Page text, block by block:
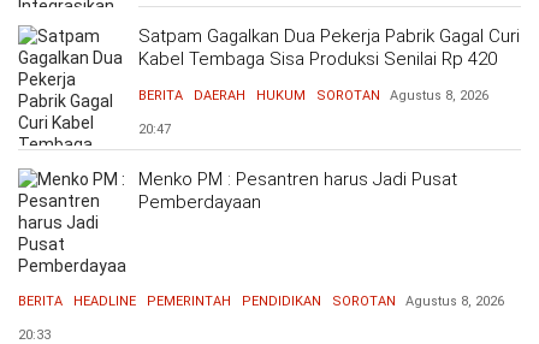
Satpam Gagalkan Dua Pekerja Pabrik Gagal Curi
Kabel Tembaga Sisa Produksi Senilai Rp 420
BERITA DAERAH HUKUM SOROTAN Agustus 8, 2026
20:47
Menko PM : Pesantren harus Jadi Pusat
Pemberdayaan
BERITA HEADLINE PEMERINTAH PENDIDIKAN SOROTAN Agustus 8, 2026
20:33